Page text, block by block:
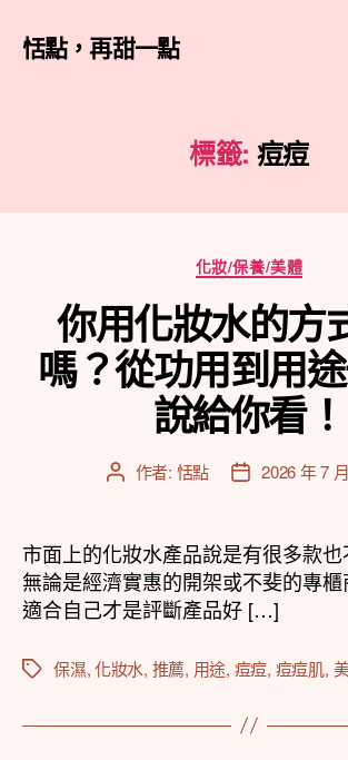
恬點，再甜一點
標籤: 痘痘
分
類
化妝/保養/美體
你用化妝水的方
嗎？從功用到用
說給你看！
文
者
作者: 恬點
文
佈
日
期
2026 年 7
市面上的化妝水產品說是有很多款
無論是經濟實惠的開架或不斐的專
適合自己才是評斷產品好 […]
標
保濕,化妝水, 推薦, 用途, 痘痘, 痘痘肌,